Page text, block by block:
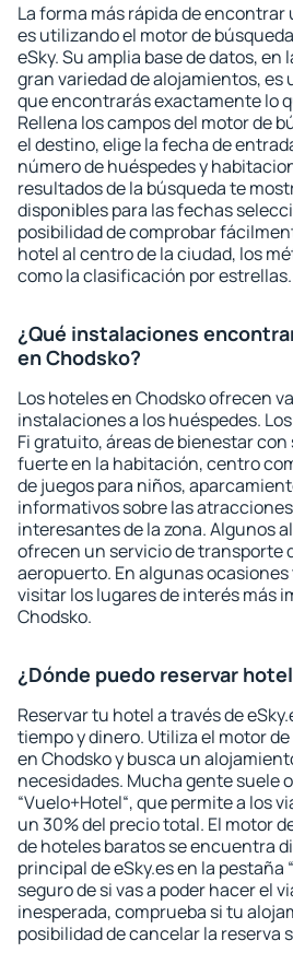
La forma más rápida de
es utilizando el motor de
eSky. Su amplia base de datos,
gran variedad de alojamientos, es
que encontrarás exactamente lo
Rellena los campos del motor de
el destino, elige la fecha de
número de huéspedes y
resultados de la búsqueda te
disponibles para las fechas
posibilidad de comprobar
hotel al centro de la ciudad, los
como la clasificación por estrellas.
¿Qué instalaciones
en Chodsko?
Los hoteles en Chodsko ofrecen
instalaciones a los huéspedes.
Fi gratuito, áreas de bienestar
fuerte en la habitación, centro
de juegos para niños,
informativos sobre las
interesantes de la zona. Algunos
ofrecen un servicio de transporte
aeropuerto. En algunas
visitar los lugares de interés más
Chodsko.
¿Dónde puedo reservar
Reservar tu hotel a través de
tiempo y dinero. Utiliza el motor
en Chodsko y busca un
necesidades. Mucha gente suele
“Vuelo+Hotel“, que permite a los
un 30% del precio total. El motor
de hoteles baratos se encuentra
principal de eSky.es en la pestaña
seguro de si vas a poder hacer el
inesperada, comprueba si tu
posibilidad de cancelar la reserva